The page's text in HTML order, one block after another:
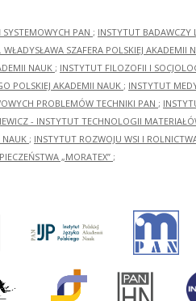
PAN ; INSTYTUT BADAWCZY
SZAFERA POLSKIEJ AKADEMII
NAUK ; INSTYTUT FILOZOFII I
POLSKIEJ AKADEMII NAUK ; INSTYTUT
PROBLEMÓW TECHNIKI PAN ;
- INSTYTUT TECHNOLOGII
NAUK ; INSTYTUT ROZWOJU WSI I
„MORATEX” ;